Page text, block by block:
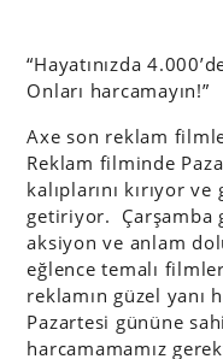
“Hayatınızda
Onları harcamayın!”
Axe son reklam
Reklam filminde
kalıplarını kırıyor
getiriyor. Çarşamba
aksiyon ve anlam
eğlence temalı
reklamın güzel yanı
Pazartesi gününe
harcamamamız